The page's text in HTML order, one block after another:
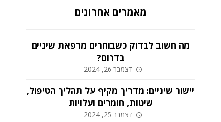
מאמרים אחרונים
מה חשוב לבדוק כשבוחרים מרפאת שיניים
בדרום?
דצמבר 26, 2024
יישור שיניים: מדריך מקיף על תהליך הטיפול,
שיטות, חומרים ועלויות
דצמבר 25, 2024